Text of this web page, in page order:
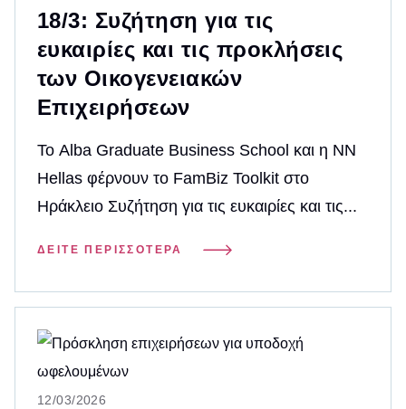
18/3: Συζήτηση για τις
ευκαιρίες και τις προκλήσεις
των Οικογενειακών
Επιχειρήσεων
Το Alba Graduate Business School και η NN
Hellas φέρνουν το FamBiz Toolkit στο
Ηράκλειο Συζήτηση για τις ευκαιρίες και τις...
ΔΕΊΤΕ ΠΕΡΙΣΣΌΤΕΡΑ
12/03/2026